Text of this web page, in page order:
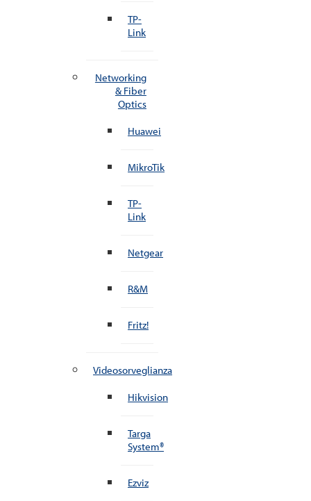
TP-
Link
Networking
& Fiber
Optics
Huawei
MikroTik
TP-
Link
Netgear
R&M
Fritz!
Videosorveglianza
Hikvision
Targa
System®
Ezviz